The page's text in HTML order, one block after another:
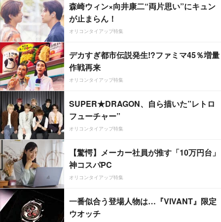
森崎ウィン×向井康二“両片思い”にキュン
が止まらん！
オリコンタイアップ特集
デカすぎ都市伝説発生!?ファミマ45％増量
作戦再来
オリコンタイアップ特集
SUPER★DRAGON、自ら描いた”レトロ
フューチャー”
オリコンタイアップ特集
【驚愕】メーカー社員が推す「10万円台」
神コスパPC
オリコンタイアップ特集
一番似合う登場人物は…『VIVANT』限定
ウオッチ